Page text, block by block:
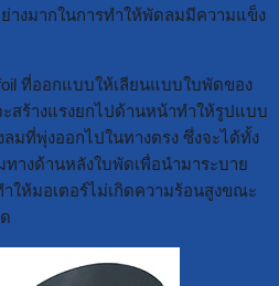
างมากในการทำให้พัดลมมีความแข็ง
ที่ออกแบบให้เลียนแบบใบพัดของ
สร้างแรงยกไปด้านหน้าทำให้รูปแบบ
มที่พุ่งออกไปในทางตรง ซึ่งจะได้ทั้ง
างด้านหลังใบพัดเพื่อนำมาระบาย
ให้มอเตอร์ไม่เกิดความร้อนสูงขณะ